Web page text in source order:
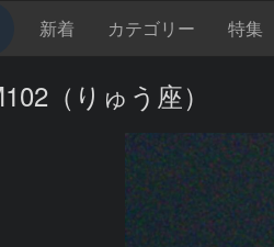
新着 カテゴリー 特集
（りゅう座）